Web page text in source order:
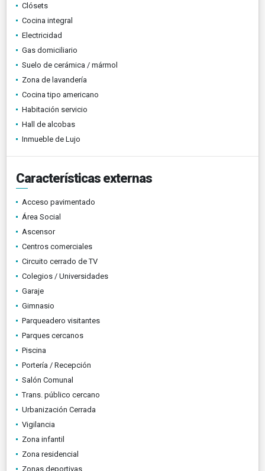
Clósets
Cocina integral
Electricidad
Gas domiciliario
Suelo de cerámica / mármol
Zona de lavandería
Cocina tipo americano
Habitación servicio
Hall de alcobas
Inmueble de Lujo
Características externas
Acceso pavimentado
Área Social
Ascensor
Centros comerciales
Circuito cerrado de TV
Colegios / Universidades
Garaje
Gimnasio
Parqueadero visitantes
Parques cercanos
Piscina
Portería / Recepción
Salón Comunal
Trans. público cercano
Urbanización Cerrada
Vigilancia
Zona infantil
Zona residencial
Zonas deportivas